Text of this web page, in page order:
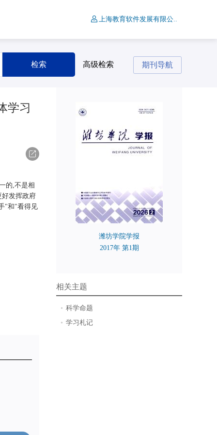
上海教育软件发展有限公..
检索 高级检索 期刊导航
学习
的,不是相
发挥政府
"和"看得见
潍坊学院学报
2017年 第1期
相关主题
科学命题
学习札记